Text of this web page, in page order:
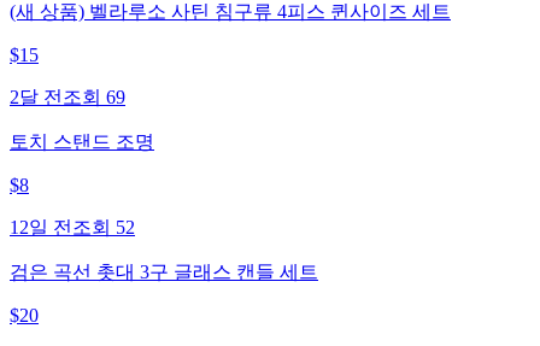
(새 상품) 벨라루소 사틴 침구류 4피스 퀸사이즈 세트
$15
2달 전 조회 69
토치 스탠드 조명
$8
12일 전 조회 52
검은 곡선 촛대 3구 글래스 캔들 세트
$20